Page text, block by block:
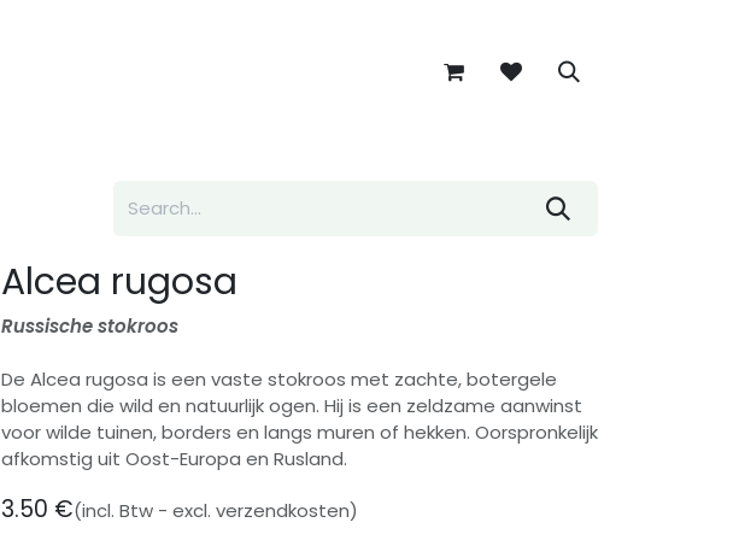
Alcea rugosa
Russische stokroos
De Alcea rugosa is een vaste stokroos met zachte, botergele
bloemen die wild en natuurlijk ogen. Hij is een zeldzame aanwinst
voor wilde tuinen, borders en langs muren of hekken. Oorspronkelijk
afkomstig uit Oost-Europa en Rusland.
3.50 €(incl. Btw - excl. verzendkosten)